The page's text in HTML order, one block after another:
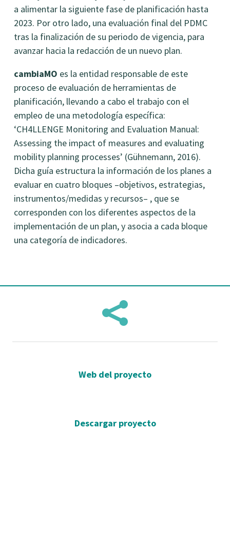
a alimentar la siguiente fase de planificación hasta
2023. Por otro lado, una evaluación final del PDMC
tras la finalización de su periodo de vigencia, para
avanzar hacia la redacción de un nuevo plan.
cambiaMO es la entidad responsable de este
proceso de evaluación de herramientas de
planificación, llevando a cabo el trabajo con el
empleo de una metodología específica:
‘CH4LLENGE Monitoring and Evaluation Manual:
Assessing the impact of measures and evaluating
mobility planning processes’ (Gühnemann, 2016).
Dicha guía estructura la información de los planes a
evaluar en cuatro bloques –objetivos, estrategias,
instrumentos/medidas y recursos– , que se
corresponden con los diferentes aspectos de la
implementación de un plan, y asocia a cada bloque
una categoría de indicadores.

Web del proyecto
Descargar proyecto